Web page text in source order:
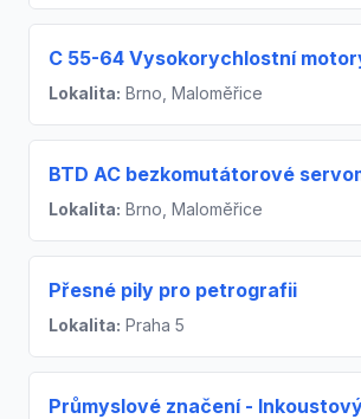
C 55-64 Vysokorychlostní
Lokalita: Brno, Maloměřice
BTD AC bezkomutátorové
Lokalita: Brno, Maloměřice
Přesné pily pro petrografii
Lokalita: Praha 5
Průmyslové značení -